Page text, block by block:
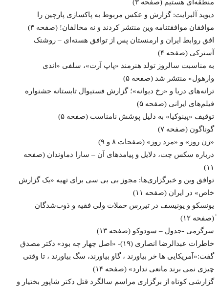
منطقه‌ای هستیم (صفحه ۳)
دیوید آلبرایت: گزارش و عکس مربوط به پاکسازی پارچین را
موافقان موافقتنامه وین منتشر کردند و نه مخالفان! (صفحه ۳)
افق روابط ایران و ارمنستان پس از توافق هسته‌ای – روشنک
آسترکی (صفحه ۴)
به مناسبت سالروز تولد هنرمند «پاپ آرت»، سلفی «اندی
وارهول» منتشر شد (صفحه ۵)
ترانه‌های دریا و «رخ دیوانه»؛ گزارش فستیوال تابستانه جشنواره
فیلم‌های ایرانی (صفحه ۵)
توقیف «پینوکیا» به دلیل پوشش نامناسب (صفحه ۵)
گوناگون (صفحه ۷)
«زن روز» و «مرد روز» (صفحات ۸ و ۹)
درباره سکس چت، دلایل و پیامدهای آن – سارا دماوندان (صفحه
۱۱)
توافق وین و خبرگزاری‌ها: مجوز بی بی سی برای تهیه «یک گزارش
خاص» در ایران (صفحه ۱۱)
یونسکو و یونیسف در تیررس حملات ولی فقیه و ذوب‌شدگان
ٰ(صفحه ۱۲)
سرگرمی -جدول – سودوکو (صفحه ۱۳)
خاطرات عبدالرضا انصاری (۱۹)- «اصل چهار چه بود» دکتر مصدق
گفت:«آمریکایی ها خر بیاورند ، گاو بیاورند، سگ بیاورند ، تا وقتی
چیزی نمى برند مانعی ندارد» (صفحه ۱۴)
گزارشی کوتاه از برگزاری مراسم سالگرد قتل دکتر شاپور بختیار و